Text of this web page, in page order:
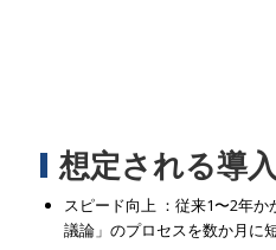
想定される導
スピード向上 ：従来1〜2年か
議論」のプロセスを数か月に